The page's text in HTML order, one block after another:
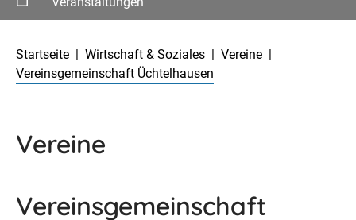
Startseite
Wirtschaft & Soziales
Vereine
Vereinsgemeinschaft Üchtelhausen
Vereine
Vereinsgemeinschaft